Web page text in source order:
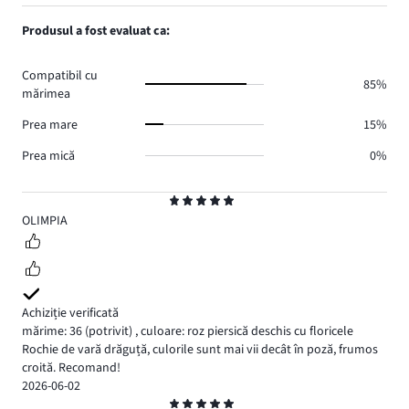
5
OLIMPIA
Achiziție verificată
mărime: 36 (potrivit) ,culoare: roz piersică deschis cu floricele
Rochie de vară drăguță, culorile sunt mai vii decât în poză, frumos
croită. Recomand!
2026-06-02
1.
1,
Produsul a fost evaluat ca:
Compatibil cu
mărimea
85%
Prea mare
15%
Prea mică
0%